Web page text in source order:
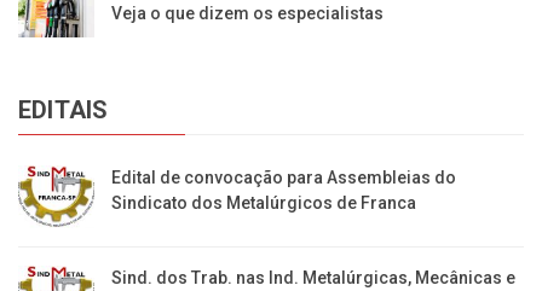
Veja o que dizem os especialistas
EDITAIS
Edital de convocação para Assembleias do
Sindicato dos Metalúrgicos de Franca
Sind. dos Trab. nas Ind. Metalúrgicas, Mecânicas e